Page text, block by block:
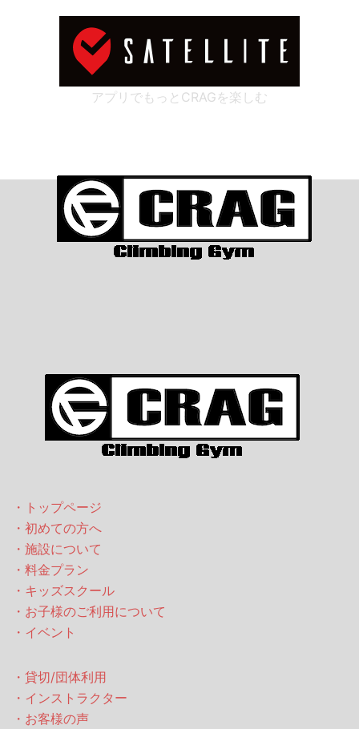
アプリでもっとCRAGを楽しむ
・トップページ
・初めての方へ
・施設について
・料金プラン
・キッズスクール
・お子様のご利用について
・イベント
・貸切/団体利用
・インストラクター
・お客様の声